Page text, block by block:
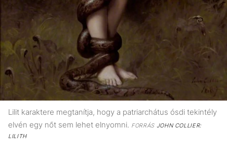
Lilit karaktere megtanítja, hogy a patriarchátus ósdi tekintély
elvén egy nőt sem lehet elnyomni. FORRÁSJOHN COLLIER:
LILITH